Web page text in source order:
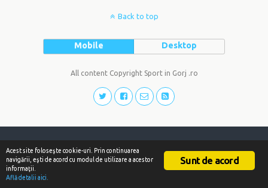
Back to top
Mobile Desktop
All content Copyright Sport in Gorj .ro
Sunt de acord
Acest site foloseşte cookie-uri. Prin continuarea
navigării, eşti de acord cu modul de utilizare a acestor
informaţii.
Află detalii aici.